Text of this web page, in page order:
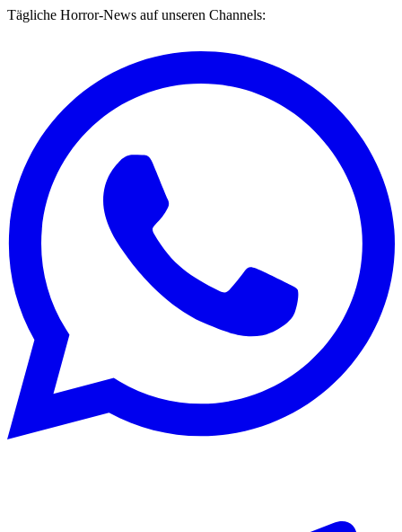
Tägliche Horror-News auf unseren Channels: